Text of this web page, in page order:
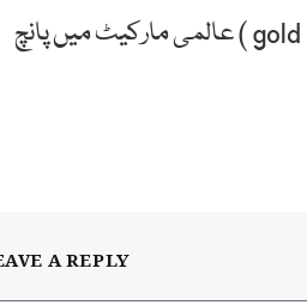
ماہرین کا کہنا ہے کہ اگر قیمتیں بڑھنے کا یہی رجحان رہا تو سونے کے نرخ ( gold price ) عالمی مارکیٹ میں پانچ
A REPLY